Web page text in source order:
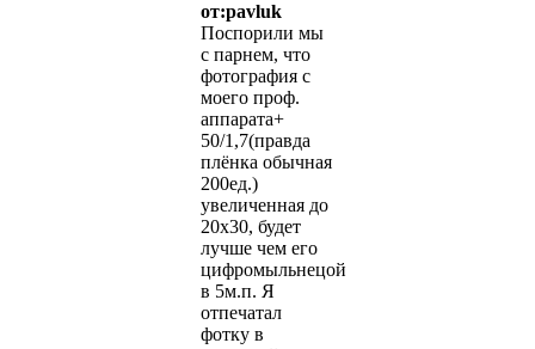
от:pavluk
Поспорили мы
с парнем, что
фотография с
моего проф.
аппарата+
50/1,7(правда
плёнка обычная
200ед.)
увеличенная до
20х30, будет
лучше чем его
цифромыльнецой
в 5м.п. Я
отпечатал
фотку в